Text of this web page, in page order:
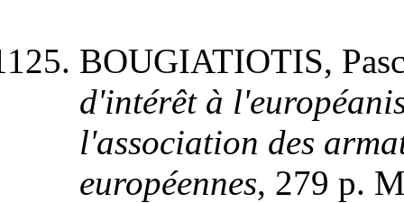
BOUGIATIOTIS,
d'intérêt à
l'association des
européennes, 279 p.